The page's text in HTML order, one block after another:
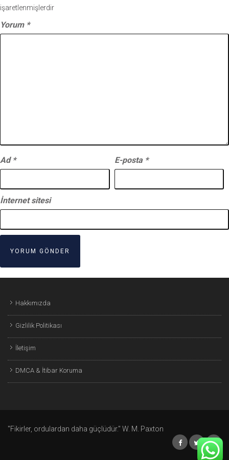
işaretlenmişlerdir
Yorum *
Ad * E-posta *
İnternet sitesi
Hakkımızda
Gizlilik Politikası
İletişim
DMCA & İtibar Koruma
"Fikirler, ordulardan daha güçlüdür." W. M. Paxton